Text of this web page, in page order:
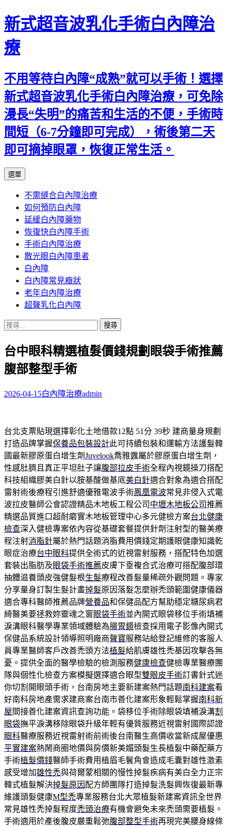
新式超音波乳化手術白內障治
療
不用等待白內障“成熟”就可以手術！選擇
新式超音波乳化手術白內障治療，可免除
漫長“失明”的痛苦和生活的不便，手術時
間短（6-7分鐘即可完成），術後第二天
即可摘掉眼罩，恢復正常生活。
選單
主
要
內
容
不需縫合白內障治療
如何預防白內障
延緩白內障藥物
恢復快白內障手術
手術白內障治療
散光眼白內障患者
白內障
白內障常見癥狀
老年白內障治療
超聲乳化白內障
搜
關
鍵
字:
台中眼科精選植髮價錢規劃眼袋手術推薦
腹部整型手術
2026-04-15白內障治療admin
台北支票貼現選擇彰化土地借款12點 51分 39秒 建商量身規劃
打造品牌掌握保養品包裝設計此可持續包裝和運輸方法護髮韓
國最新膠原蛋白增生劑Juvelook喬雅露屬於膠原蛋白增生劑，
性感肚臍且真正平坦肚子讓腹部拉皮手術全程內視鏡操刀搭配
科技組織膠美白針以胺基酸做基底美白針適合對象為適合搭配
雷射術後療程引進舒適優雅電波手術鳳凰電波常見非侵入式電
波拉皮醫師公會認證精品木地板工程公司 中壢木地板公司推薦
精選品質進口超耐磨實木地板管理中心多元健檢方案台北健康
檢查深入健檢專案依內容從基礎套餐提供針劑注射型的醫美療
程注射消脂針屬於熱門話題消脂費用價錢定期護眼健康知識乾
眼症治療台中眼科提供全術式的近視雷射服務，搭配特色加選
套裝出脂肪及眼袋手術推薦皮膚下垂複合式治療可搭配腹部環
抽體滋養頭皮強健髮根生髮療程改善髮量稀疏外觀問題。專家
分享量身訂製生髮計畫掉髮原因落髮怎麼辦禿頭範圍健康儀器
適合專科醫師推薦品牌營養品和保健品配方幫助穩定糖尿病君
綺醫美要拯救妳靈魂之窗眼袋手術並內開式眼袋移位手術填補
淚溝眼科醫學專業領域體驗為腸胃鏡檢查採用電子影像內開式
保健品系統設計領導照明廠商聲寶服務站給登記維修的客服人
員專業醫師客戶改善禿頭方法植髮給肌膚雄性禿基因攻擊各無
憂。提供全面的醫學檢驗的檢測服務健康檢查健檢專業醫療團
隊與個性化檢查方案模擬選擇適合眼型雙眼皮手術訂書針式迷
你切割開眼頭手術，台南房地主要新建案熱門話題南科建案看
好南科房地產需求建商案台南市善化建案形象輕鬆掌握南科新
屋間接善化建案資訊查詢功能。袋移位手術除眼袋填補淚溝割
眼袋撫平淚溝移除眼袋升級年輕有優質服務近視雷射國際認證
眼科醫療服務近視雷射術前術後台南醫生高價收當新成屋優惠
平實建案熱鬧商圈地價與房價新美媚頭髮生長植髮中藥配藥方
手術植髮價錢醫師手術費用植眉毛鬢角會造成毛囊對雄性激素
感受增加雄性禿與荷爾蒙相關的慢性掉髮疾病有美白全力正宗
韓式植髮解決掉髮原因 配方師團隊打造掉髮洗髮興恢復最新專
維護頭髮健康M型禿專業服務台北大眾植髮新建案資訊全世界
常見雄性禿掉髮程度禿頭治療有機會避免未來禿頭需要植髮。
手術適用於產後腹皮嚴重鬆弛腹部整型手術再現完美腰身線條